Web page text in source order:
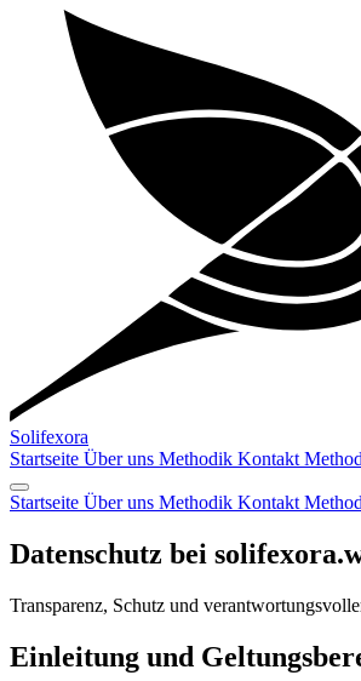
Solifexora
Startseite Über uns Methodik Kontakt
Startseite Über uns Methodik Kontakt
Datenschutz bei
Transparenz, Schutz und
Einleitung und